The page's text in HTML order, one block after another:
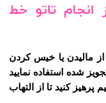
انجام تاتو خط
مالیدن یا خیس کردن
شده استفاده نمایید
کنید تا از التهاب